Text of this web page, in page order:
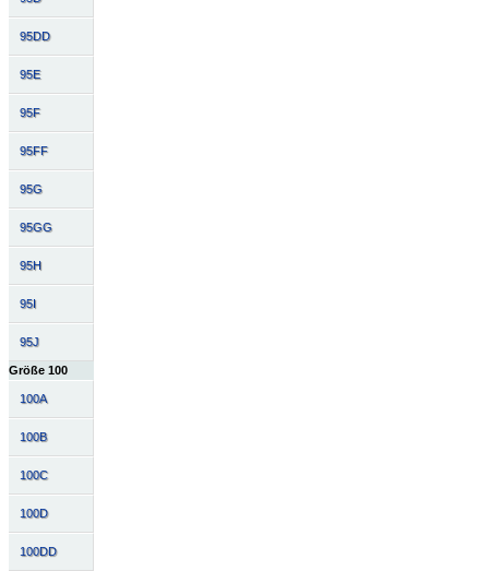
95DD
95E
95F
95FF
95G
95GG
95H
95I
95J
Größe 100
100A
100B
100C
100D
100DD